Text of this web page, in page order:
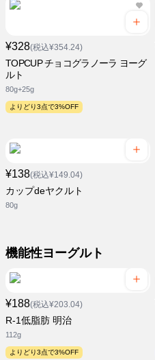
¥328(税込¥354.24)
TOPCUP チョコグラノーラ ヨーグ
ルト
80g+25g
よりどり3点で3%OFF
¥138(税込¥149.04)
カップdeヤクルト
80g
機能性ヨーグルト
¥188(税込¥203.04)
R-1低脂肪 明治
112g
よりどり3点で3%OFF